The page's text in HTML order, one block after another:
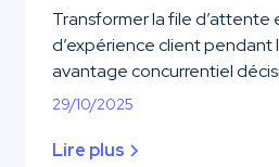
Transformer la file d’attente
d’expérience client pendant
avantage concurrentiel
29/10/2025
Lire plus